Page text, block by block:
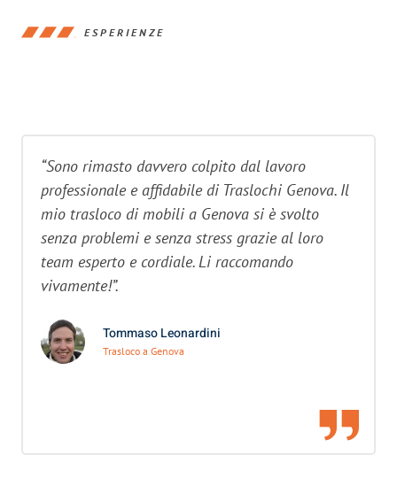
ESPERIENZE
“Sono rimasto davvero colpito dal lavoro
professionale e affidabile di Traslochi Genova. Il
mio trasloco di mobili a Genova si è svolto
senza problemi e senza stress grazie al loro
team esperto e cordiale. Li raccomando
vivamente!”.
Tommaso Leonardini
Trasloco a Genova